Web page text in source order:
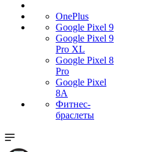
OnePlus
Google Pixel 9
Google Pixel 9
Pro XL
Google Pixel 8
Pro
Google Pixel
8A
Фитнес-
браслеты